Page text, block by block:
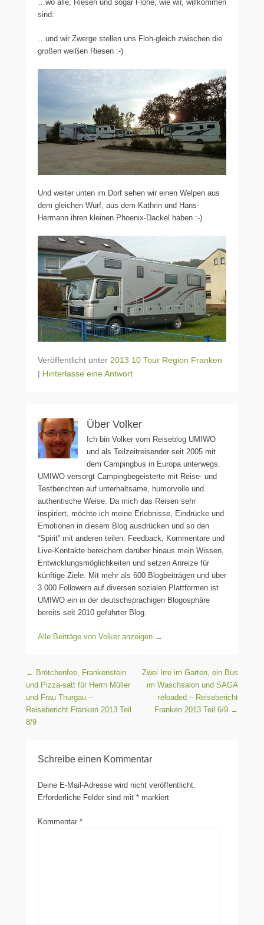
…wo alle, Riesen und sogar Flöhe, wie wir, willkommen
sind:
…und wir Zwerge stellen uns Floh-gleich zwischen die
großen weißen Riesen :-)
Und weiter unten im Dorf sehen wir einen Welpen aus
dem gleichen Wurf, aus dem Kathrin und Hans-
Hermann ihren kleinen Phoenix-Dackel haben :-)
Veröffentlicht unter 2013 10 Tour Region Franken
| Hinterlasse eine Antwort
Über Volker
Ich bin Volker vom Reiseblog UMIWO
und als Teilzeitreisender seit 2005 mit
dem Campingbus in Europa unterwegs.
UMIWO versorgt Campingbegeisterte mit Reise- und
Testberichten auf unterhaltsame, humorvolle und
authentische Weise. Da mich das Reisen sehr
inspiriert, möchte ich meine Erlebnisse, Eindrücke und
Emotionen in diesem Blog ausdrücken und so den
“Spirit” mit anderen teilen. Feedback, Kommentare und
Live-Kontakte bereichern darüber hinaus mein Wissen,
Entwicklungsmöglichkeiten und setzen Anreize für
künftige Ziele. Mit mehr als 600 Blogbeiträgen und über
3.000 Followern auf diversen sozialen Plattformen ist
UMIWO ein in der deutschsprachigen Blogosphäre
bereits seit 2010 geführter Blog.
Alle Beiträge von Volker anzeigen →
Beitragsnavigation
← Brötchenfee, Frankenstein
und Pizza-satt für Herrn Müller
und Frau Thurgau –
Reisebericht Franken 2013 Teil
8/9
Zwei Irre im Garten, ein Bus
im Waschsalon und SAGA
reloaded – Reisebericht
Franken 2013 Teil 6/9 →
Schreibe einen Kommentar
Deine E-Mail-Adresse wird nicht veröffentlicht.
Erforderliche Felder sind mit * markiert
Kommentar *